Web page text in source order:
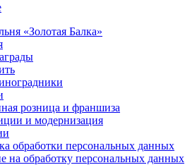
«Золотая Балка»
розница и франшиза
и модернизация
обработки персональных данных
на обработку персональных данных